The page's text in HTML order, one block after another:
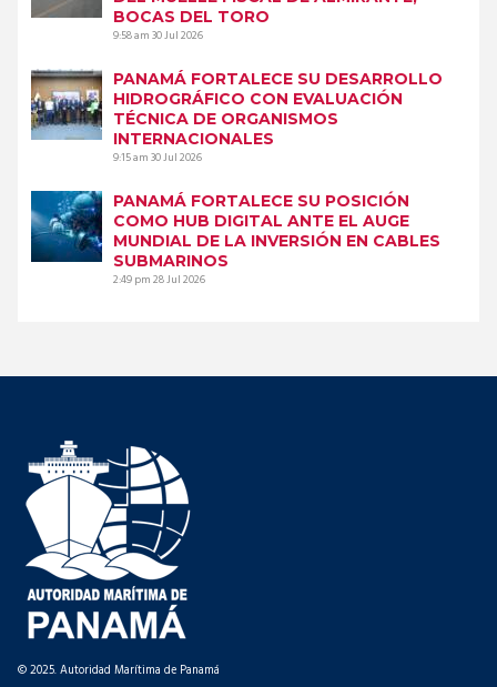
BOCAS DEL TORO
9:58 am30 Jul 2026
PANAMÁ FORTALECE SU DESARROLLO
HIDROGRÁFICO CON EVALUACIÓN
TÉCNICA DE ORGANISMOS
INTERNACIONALES
9:15 am30 Jul 2026
PANAMÁ FORTALECE SU POSICIÓN
COMO HUB DIGITAL ANTE EL AUGE
MUNDIAL DE LA INVERSIÓN EN CABLES
SUBMARINOS
2:49 pm28 Jul 2026
© 2025. Autoridad Marítima de Panamá